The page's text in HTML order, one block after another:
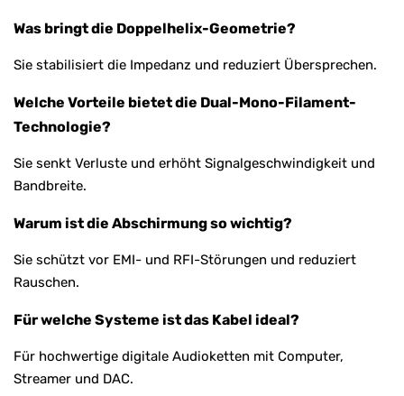
Was bringt die Doppelhelix-Geometrie?
Sie stabilisiert die Impedanz und reduziert Übersprechen.
Welche Vorteile bietet die Dual-Mono-Filament-
Technologie?
Sie senkt Verluste und erhöht Signalgeschwindigkeit und
Bandbreite.
Warum ist die Abschirmung so wichtig?
Sie schützt vor EMI- und RFI-Störungen und reduziert
Rauschen.
Für welche Systeme ist das Kabel ideal?
Für hochwertige digitale Audioketten mit Computer,
Streamer und DAC.